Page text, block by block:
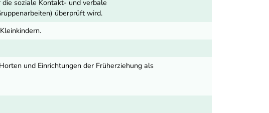
soziale Kontakt- und verbale
überprüft wird.
und Einrichtungen der Früherziehung als